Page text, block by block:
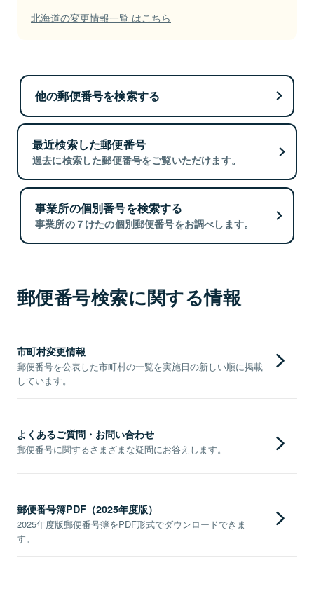
北海道の変更情報一覧 はこちら
他の郵便番号を検索する
最近検索した郵便番号
過去に検索した郵便番号をご覧いただけます。
事業所の個別番号を検索する
事業所の７けたの個別郵便番号をお調べします。
郵便番号検索に関する情報
市町村変更情報
郵便番号を公表した市町村の一覧を実施日の新しい順に掲載
しています。
よくあるご質問・お問い合わせ
郵便番号に関するさまざまな疑問にお答えします。
郵便番号簿PDF（2025年度版）
2025年度版郵便番号簿をPDF形式でダウンロードできま
す。